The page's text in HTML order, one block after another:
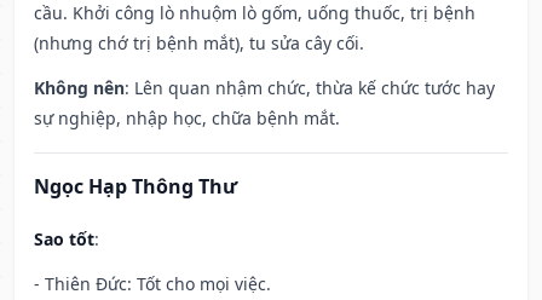
cầu. Khởi công lò nhuộm lò gốm, uống thuốc, trị bệnh
(nhưng chớ trị bệnh mắt), tu sửa cây cối.
Không nên: Lên quan nhậm chức, thừa kế chức tước hay
sự nghiệp, nhập học, chữa bệnh mắt.
Ngọc Hạp Thông Thư
Sao tốt:
- Thiên Đức: Tốt cho mọi việc.